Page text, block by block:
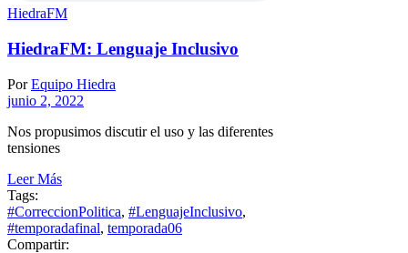
HiedraFM
HiedraFM: Lenguaje Inclusivo
PorEquipo Hiedra
junio 2, 2022
Nos propusimos discutir el uso y las diferentes
tensiones
Leer Más
Tags:
#CorreccionPolitica, #LenguajeInclusivo,
#temporadafinal, temporada06
Compartir: